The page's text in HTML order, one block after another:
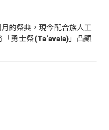
的祭典，現今配合族人工
勇士祭(Ta‘avala)」凸顯